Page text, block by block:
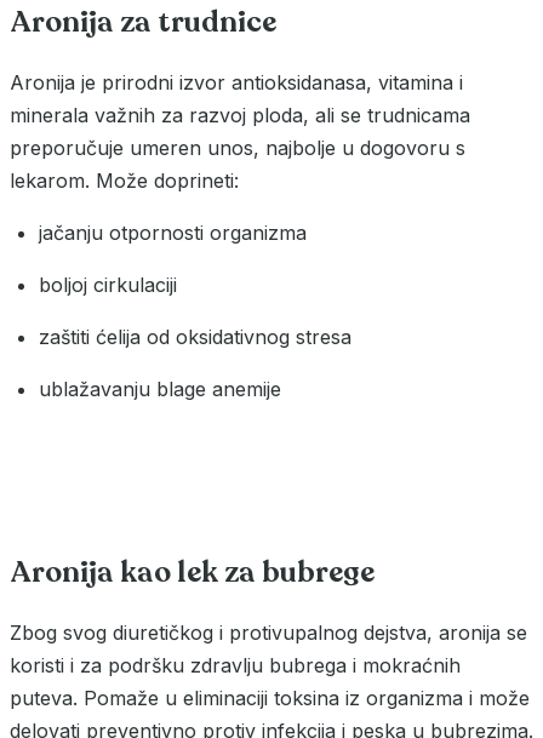
Aronija za trudnice
Aronija je prirodni izvor antioksidanasa, vitamina i
minerala važnih za razvoj ploda, ali se trudnicama
preporučuje umeren unos, najbolje u dogovoru s
lekarom. Može doprineti:
jačanju otpornosti organizma
boljoj cirkulaciji
zaštiti ćelija od oksidativnog stresa
ublažavanju blage anemije
Aronija kao lek za bubrege
Zbog svog diuretičkog i protivupalnog dejstva, aronija se
koristi i za podršku zdravlju bubrega i mokraćnih
puteva. Pomaže u eliminaciji toksina iz organizma i može
delovati preventivno protiv infekcija i peska u bubrezima.